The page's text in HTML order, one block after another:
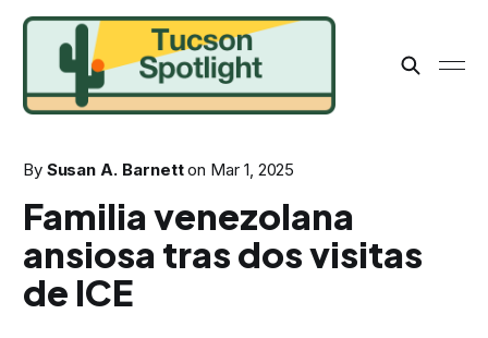
By Susan A. Barnett on Mar 1, 2025
Familia venezolana
ansiosa tras dos visitas
de ICE